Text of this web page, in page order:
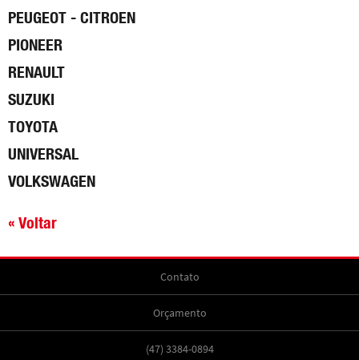
PEUGEOT - CITROEN
PIONEER
RENAULT
SUZUKI
TOYOTA
UNIVERSAL
VOLKSWAGEN
« Voltar
Contato
Orçamento
(47) 3384-0894